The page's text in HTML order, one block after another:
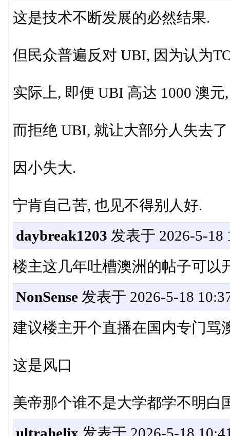
这是技术不断发展的必然结果.
但民众普遍反对 UBI, 因为认为
实际上, 即便 UBI 高达 1000 澳元
而拒绝 UBI, 就让大部分人失去
因小失大.
宁肯自己苦, 也见不得别人好.
daybreak1203 发表于 2026-5-18
楼主这几年吐槽澳洲的帖子可以
NonSense发表于 2026-5-18
建议楼主开个直播在国内专门骂
这是风口
美帝那个谁不是大学都学不明白